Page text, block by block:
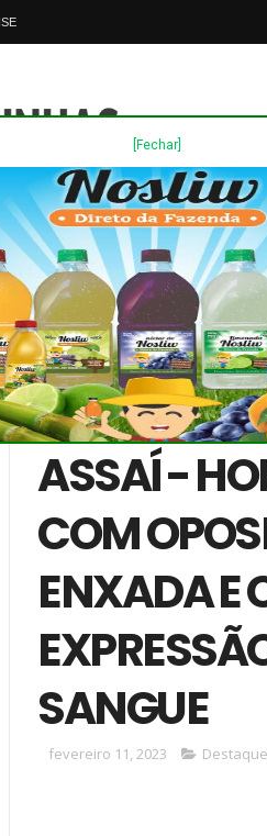
[Fechar]
FALE COM O
NA PR-441
Home/Destaques/Novas/Plantão
ENXADA E COM A EXPRESSÃO...VOU
ASSAÍ -
COM
ENXADA E
SANGUE
fevereiro 11, 2023